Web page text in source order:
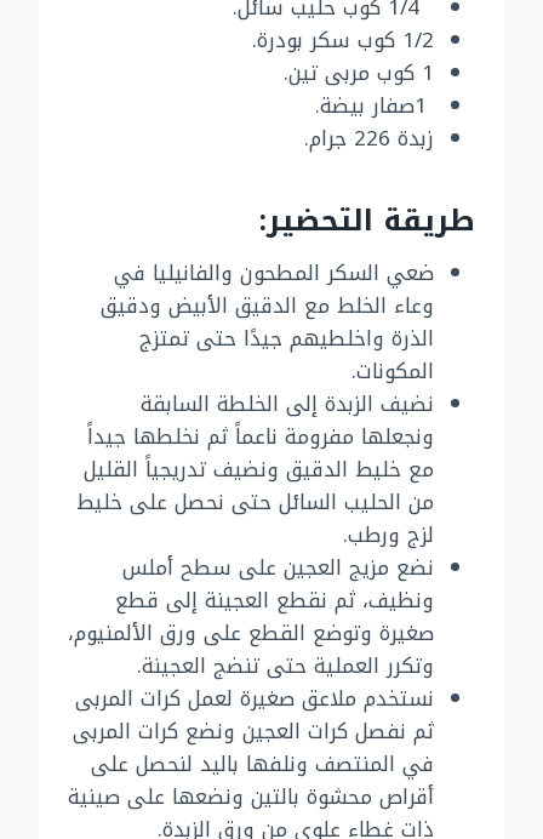
1/2 كوب سكر بودرة.
1 كوب مربى تين.
زبدة 226 جرام.
طريقة التحضير:
ضعي السكر المطحون والفانيليا في
وعاء الخلط مع الدقيق الأبيض ودقيق
الذرة واخلطيهم جيدًا حتى تمتزج
المكونات.
نضيف الزبدة إلى الخلطة السابقة
ونجعلها مفرومة ناعماً ثم نخلطها جيداً
مع خليط الدقيق ونضيف تدريجياً القليل
من الحليب السائل حتى نحصل على خليط
لزج ورطب.
نضع مزيج العجين على سطح أملس
ونظيف، ثم نقطع العجينة إلى قطع
صغيرة وتوضع القطع على ورق الألمنيوم،
وتكرر العملية حتى تنضج العجينة.
نستخدم ملاعق صغيرة لعمل كرات المربى
ثم نفصل كرات العجين ونضع كرات المربى
في المنتصف ونلفها باليد لنحصل على
أقراص محشوة بالتين ونضعها على صينية
ذات غطاء علوي من ورق الزبدة.